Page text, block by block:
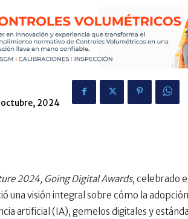
octubre, 2024
2024, Going Digital Awards, celebrado
una visión integral sobre cómo la
artificial (IA), gemelos digitales y